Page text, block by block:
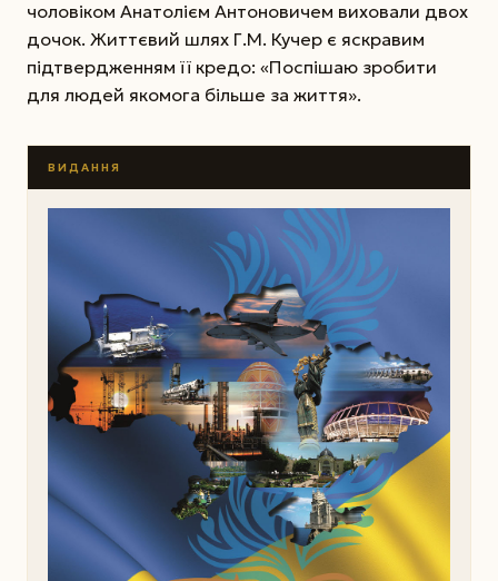
чоловіком Анатолієм Антоновичем виховали двох
дочок. Життєвий шлях Г.М. Кучер є яскравим
підтвердженням її кредо: «Поспішаю зробити
для людей якомога більше за життя».
ВИДАННЯ